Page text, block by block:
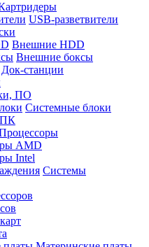
USB-разветвители
Внешние HDD
Внешние боксы
Док-станции
ПО
Системные блоки
ПК
AMD
Intel
Системы